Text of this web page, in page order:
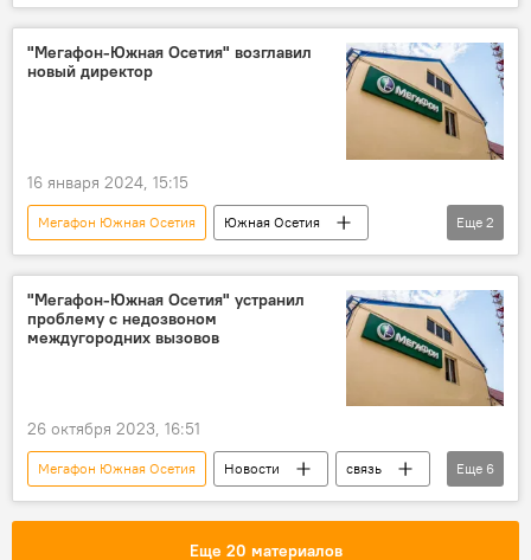
Южная Осетия
Цхинвал
Мобильная связь
Общество
"Мегафон-Южная Осетия" возглавил
новый директор
16 января 2024, 15:15
Мегафон Южная Осетия
Южная Осетия
Новости
Цхинвал
Еще 2
"Мегафон-Южная Осетия" устранил
проблему с недозвоном
междугородних вызовов
26 октября 2023, 16:51
Мегафон Южная Осетия Новости
связь
Мобильная связь
Южная Осетия
Еще 6
Еще 20 материалов